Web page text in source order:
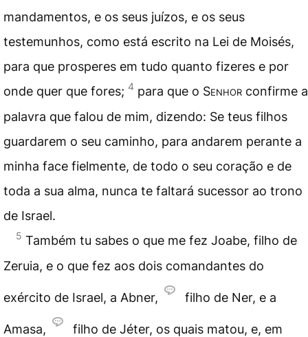
mandamentos, e os seus juízos, e os seus
testemunhos, como está escrito na Lei de Moisés,
para que prosperes em tudo quanto fizeres e por
onde quer que fores; 4 para que o Senhor confirme a
palavra que falou de mim, dizendo: Se teus filhos
guardarem o seu caminho, para andarem perante a
minha face fielmente, de todo o seu coração e de
toda a sua alma, nunca te faltará sucessor ao trono
de Israel.
5 Também tu sabes o que me fez Joabe, filho de
Zeruia, e o que fez aos dois comandantes do
exército de Israel, a Abner, filho de Ner, e a
Amasa,
filho de Jéter, os quais matou, e, em